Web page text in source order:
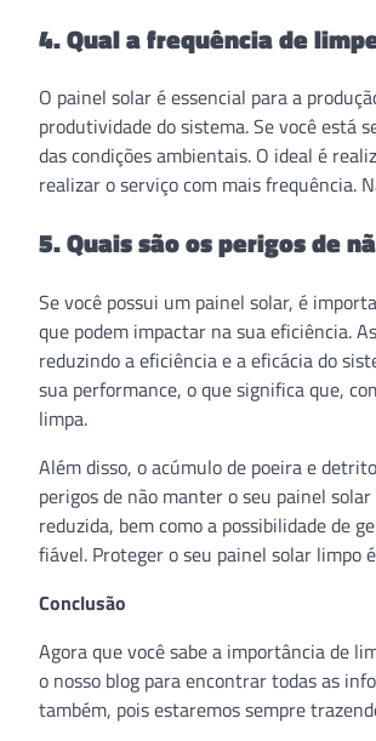
4. Qual a frequência de
O painel solar é essencial para a
produtividade do sistema. Se você está
das condições ambientais. O ideal é
realizar o serviço com mais frequência.
5. Quais são os perigos de
Se você possui um painel solar, é
que podem impactar na sua eficiência.
reduzindo a eficiência e a eficácia do
sua performance, o que significa que,
limpa.
Além disso, o acúmulo de poeira e
perigos de não manter o seu painel
reduzida, bem como a possibilidade de
fiável. Proteger o seu painel solar limpo
Conclusão
Agora que você sabe a importância de
o nosso blog para encontrar todas as
também, pois estaremos sempre